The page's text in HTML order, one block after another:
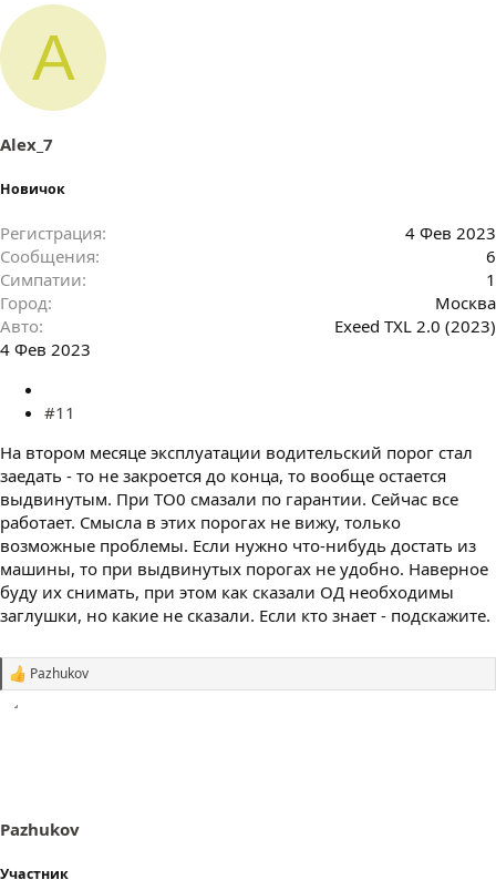
A
Alex_7
Новичок
Регистрация
4 Фев 2023
Сообщения
6
Симпатии
1
Город
Москва
Авто
Exeed TXL 2.0 (2023)
4 Фев 2023
#11
На втором месяце эксплуатации водительский порог стал
заедать - то не закроется до конца, то вообще остается
выдвинутым. При ТО0 смазали по гарантии. Сейчас все
работает. Смысла в этих порогах не вижу, только
возможные проблемы. Если нужно что-нибудь достать из
машины, то при выдвинутых порогах не удобно. Наверное
буду их снимать, при этом как сказали ОД необходимы
заглушки, но какие не сказали. Если кто знает - подскажите.
С
:
Pazhukov
Pazhukov
Участник